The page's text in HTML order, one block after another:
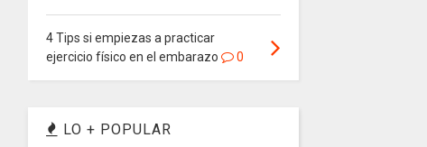
4 Tips si empiezas a practicar
ejercicio físico en el embarazo
0
LO + POPULAR